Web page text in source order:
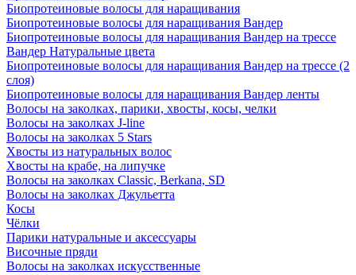
Биопротеиновые волосы для наращивания
Биопротеиновые волосы для наращивания Вандер
Биопротеиновые волосы для наращивания Вандер на трессе
Вандер Натуральные цвета
Биопротеиновые волосы для наращивания Вандер на трессе (2
слоя)
Биопротеиновые волосы для наращивания Вандер ленты
Волосы на заколках, парики, хвосты, косы, челки
Волосы на заколках J-line
Волосы на заколках 5 Stars
Хвосты из натуральных волос
Хвосты на крабе, на липучке
Волосы на заколках Classic, Berkana, SD
Волосы на заколках Джульетта
Косы
Чёлки
Парики натуральные и аксессуары
Височные пряди
Волосы на заколках искусственные